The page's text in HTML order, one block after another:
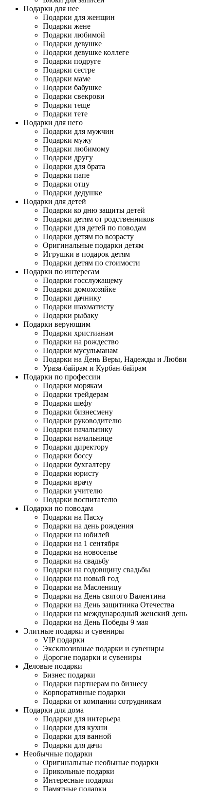
Подарки для нее
Подарки для женщин
Подарки жене
Подарки любимой
Подарки девушке
Подарки девушке коллеге
Подарки подруге
Подарки сестре
Подарки маме
Подарки бабушке
Подарки свекрови
Подарки теще
Подарки тете
Подарки для него
Подарки для мужчин
Подарки мужу
Подарки любимому
Подарки другу
Подарки для брата
Подарки папе
Подарки отцу
Подарки дедушке
Подарки для детей
Подарки ко дню защиты детей
Подарки детям от родственников
Подарки для детей по поводам
Подарки детям по возрасту
Оригинальные подарки детям
Игрушки в подарок детям
Подарки детям по стоимости
Подарки по интересам
Подарки госслужащему
Подарки домохозяйке
Подарки дачнику
Подарки шахматисту
Подарки рыбаку
Подарки верующим
Подарки христианам
Подарки на рождество
Подарки мусульманам
Подарки на День Веры, Надежды и Любви
Ураза-байрам и Курбан-байрам
Подарки по профессии
Подарки морякам
Подарки трейдерам
Подарки шефу
Подарки бизнесмену
Подарки руководителю
Подарки начальнику
Подарки начальнице
Подарки директору
Подарки боссу
Подарки бухгалтеру
Подарки юристу
Подарки врачу
Подарки учителю
Подарки воспитателю
Подарки по поводам
Подарки на Пасху
Подарки на день рождения
Подарки на юбилей
Подарки на 1 сентября
Подарки на новоселье
Подарки на свадьбу
Подарки на годовщину свадьбы
Подарки на новый год
Подарки на Масленицу
Подарки на День святого Валентина
Подарки на День защитника Отечества
Подарки на международный женский день
Подарки на День Победы 9 мая
Элитные подарки и сувениры
VIP подарки
Эксклюзивные подарки и сувениры
Дорогие подарки и сувениры
Деловые подарки
Бизнес подарки
Подарки партнерам по бизнесу
Корпоративные подарки
Подарки от компании сотрудникам
Подарки для дома
Подарки для интерьера
Подарки для кухни
Подарки для ванной
Подарки для дачи
Необычные подарки
Оригинальные необыные подарки
Прикольные подарки
Интересные подарки
Памятные подарки